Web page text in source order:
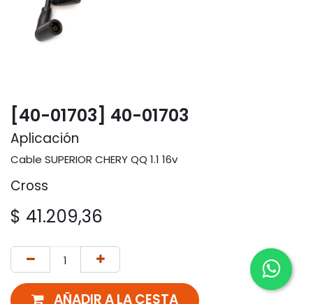
[40-01703] 40-01703
Aplicación
Cable SUPERIOR CHERY QQ 1.1 16v
Cross
$ 41.209,36
AÑADIR A LA CESTA